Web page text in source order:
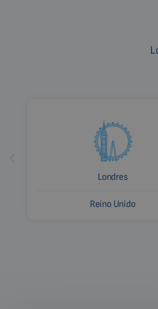
Londres
Reino Unido